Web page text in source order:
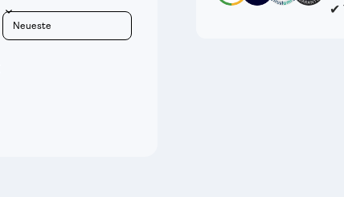
Sort reviews by
✔